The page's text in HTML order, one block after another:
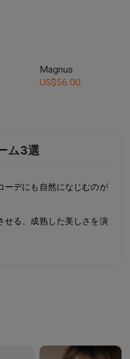
Magnus
US$56.00
ム3選
ーデにも自然になじむのが
せる、成熟した美しさを演